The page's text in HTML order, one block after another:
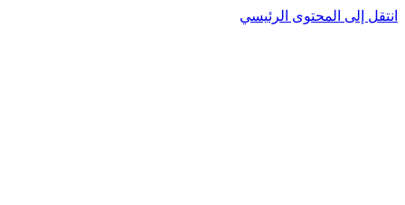
انتقل إلى المحتوى الرئيسي